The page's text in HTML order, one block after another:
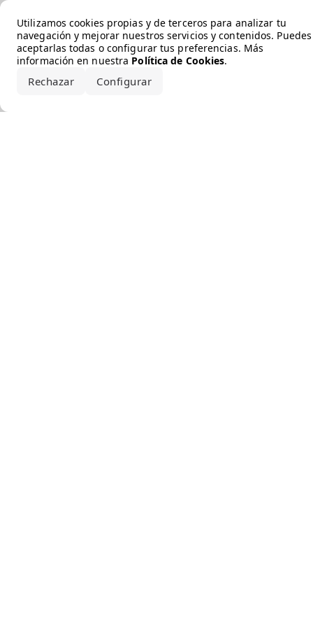
Utilizamos cookies propias y de terceros para analizar tu
navegación y mejorar nuestros servicios y contenidos. Puedes
aceptarlas todas o configurar tus preferencias. Más
información en nuestra Política de Cookies.
Rechazar Configurar
Error loading the brand